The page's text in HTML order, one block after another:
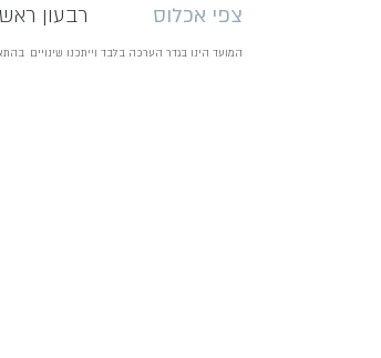
צפי אכלוס
רבעון ראשון
המועד הינו בגדר הערכה בלבד וייתכנו שינויים